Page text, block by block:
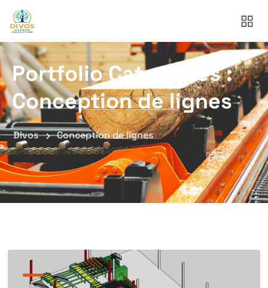
Portfolio Categories :
Conception de lignes
Divos Conception de lignes